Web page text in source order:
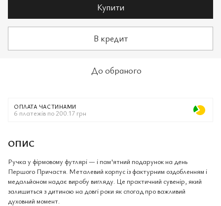
Купити
В кредит
До обраного
ОПЛАТА ЧАСТИНАМИ
6 платежів по 200.17 грн
ОПИС
Ручка у фірмовому футлярі — і пам'ятний подарунок на день
Першого Причастя. Металевий корпус із фактурним оздобленням і
медальйоном надає виробу вигляду. Це практичний сувенір, який
залишиться з дитиною на довгі роки як спогад про важливий
духовний момент.